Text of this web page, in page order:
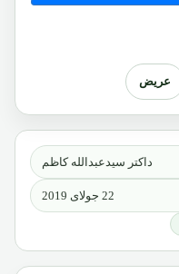
داکتر سیدعبدالله کاظم
22 جولای 2019
عریض